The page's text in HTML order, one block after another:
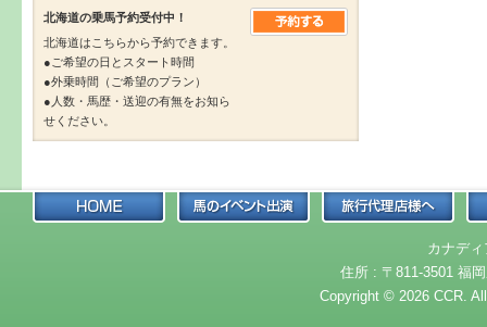
北海道の乗馬予約受付中！
北海道はこちらから予約できます。
●ご希望の日とスタート時間
●外乗時間（ご希望のプラン）
●人数・馬歴・送迎の有無をお知ら
せください。
カナデ
住所 : 〒811-3501 福
Copyright © 2026 CCR.